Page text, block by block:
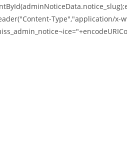
Type","application/